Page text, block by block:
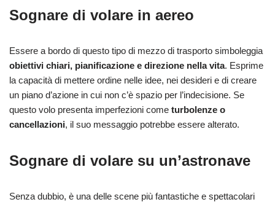
Sognare di volare in aereo
Essere a bordo di questo tipo di mezzo di trasporto simboleggia
obiettivi chiari, pianificazione e direzione nella vita. Esprime
la capacità di mettere ordine nelle idee, nei desideri e di creare
un piano d’azione in cui non c’è spazio per l’indecisione. Se
questo volo presenta imperfezioni come turbolenze o
cancellazioni, il suo messaggio potrebbe essere alterato.
Sognare di volare su un’astronave
Senza dubbio, è una delle scene più fantastiche e spettacolari